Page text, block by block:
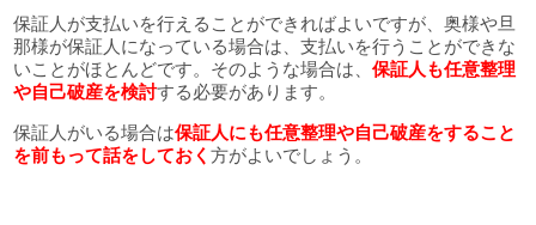
保証人が支払いを行えることができればよいですが、奥様や旦
那様が保証人になっている場合は、支払いを行うことができな
いことがほとんどです。そのような場合は、保証人も任意整理
や自己破産を検討する必要があります。
保証人がいる場合は保証人にも任意整理や自己破産をすること
を前もって話をしておく方がよいでしょう。